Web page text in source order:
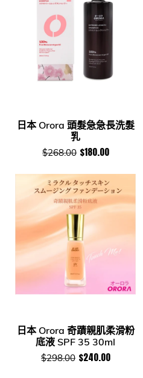
日本 Orora 頭髮急急長洗髮
乳
$268.00 $180.00
日本 Orora 奇蹟親肌柔滑粉
底液 SPF 35 30ml
$298.00 $240.00